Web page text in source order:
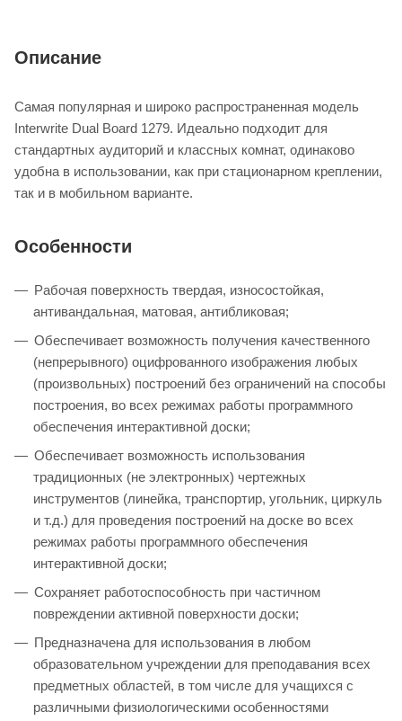
Описание
Самая популярная и широко распространенная модель
Interwrite Dual Board 1279. Идеально подходит для
стандартных аудиторий и классных комнат, одинаково
удобна в использовании, как при стационарном креплении,
так и в мобильном варианте.
Особенности
Рабочая поверхность твердая, износостойкая,
антивандальная, матовая, антибликовая;
Обеспечивает возможность получения качественного
(непрерывного) оцифрованного изображения любых
(произвольных) построений без ограничений на способы
построения, во всех режимах работы программного
обеспечения интерактивной доски;
Обеспечивает возможность использования
традиционных (не электронных) чертежных
инструментов (линейка, транспортир, угольник, циркуль
и т.д.) для проведения построений на доске во всех
режимах работы программного обеспечения
интерактивной доски;
Сохраняет работоспособность при частичном
повреждении активной поверхности доски;
Предназначена для использования в любом
образовательном учреждении для преподавания всех
предметных областей, в том числе для учащихся с
различными физиологическими особенностями